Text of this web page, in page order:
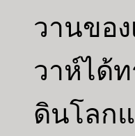
วานของ
วาห์ได้
ดินโลก